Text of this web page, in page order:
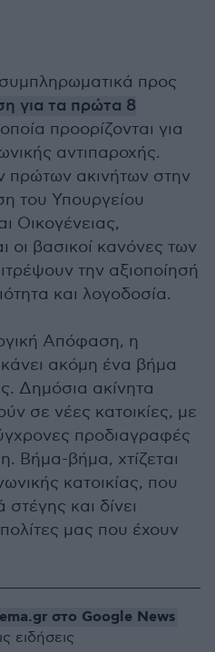
προς
για τα πρώτα 8
προορίζονται για
αντιπαροχής.
πρώτων ακινήτων στην
του Υπουργείου
Οικογένειας,
οι βασικοί κανόνες των
την αξιοποίησή
και λογοδοσία.
Απόφαση, η
ακόμη ένα βήμα
Δημόσια ακίνητα
σε νέες κατοικίες, με
προδιαγραφές
Βήμα-βήμα, χτίζεται
κατοικίας, που
και δίνει
μας που έχουν
στο Google News
ειδήσεις